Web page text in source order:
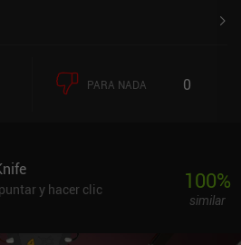
PARA NADA 0
y hacer clic
100%
similar